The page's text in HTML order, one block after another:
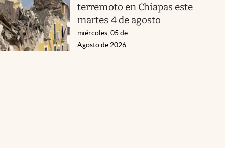
terremoto en Chiapas este
martes 4 de agosto
miércoles, 05 de
Agosto de 2026